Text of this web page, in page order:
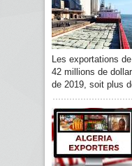
Les exportations
42 millions de
de 2019, soit plus